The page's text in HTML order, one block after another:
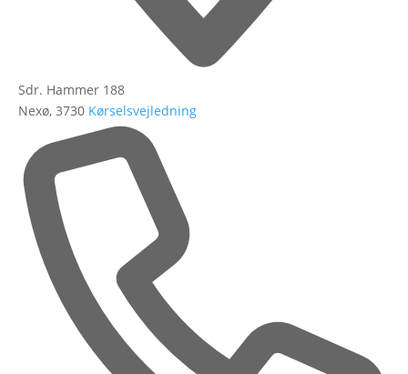
Sdr. Hammer 188
Nexø, 3730 Kørselsvejledning